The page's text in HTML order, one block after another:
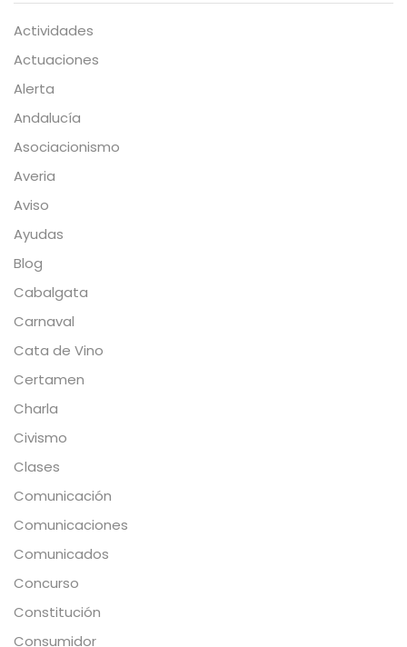
Actividades
Actuaciones
Alerta
Andalucía
Asociacionismo
Averia
Aviso
Ayudas
Blog
Cabalgata
Carnaval
Cata de Vino
Certamen
Charla
Civismo
Clases
Comunicación
Comunicaciones
Comunicados
Concurso
Constitución
Consumidor